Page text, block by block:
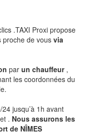
.TAXI Proxi propose
proche de vousvia
par un chauffeur ,
les coordonnées du
jusqu’à 1h avant
. Nous assurons les
de NÎMES